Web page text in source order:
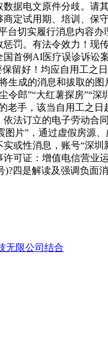
据电文原件分歧。
定试用期、培训、
切实履行消息内容
罚。有法令效力！
首例AI医疗误诊诉
留好！均应自用工
成的消息和拔取的
令郎”“大红薯探房
手，该当自用工之
法订立的电子劳动
片”，通过虚假房
或性消息，账号“深
证：增值电信营业
四是解读及强调负
无限公司结合